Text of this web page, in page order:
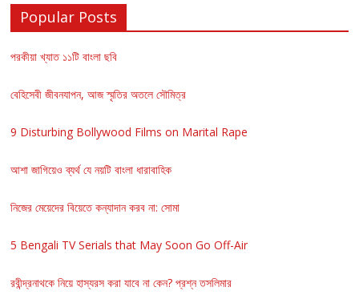
Popular Posts
পরকীয়া খ্যাত ১১টি বাংলা ছবি
বেহিসেবী জীবনযাপন, আজ স্মৃতির অতলে সৌমিত্র
9 Disturbing Bollywood Films on Marital Rape
আশা জাগিয়েও ব্যর্থ যে নয়টি বাংলা ধারাবাহিক
নিজের মেয়েদের বিয়েতে কন্যাদান করব না: সোমা
5 Bengali TV Serials that May Soon Go Off-Air
রবীন্দ্রনাথকে নিয়ে হাস্যরস করা যাবে না কেন? প্রশ্ন তসলিমার